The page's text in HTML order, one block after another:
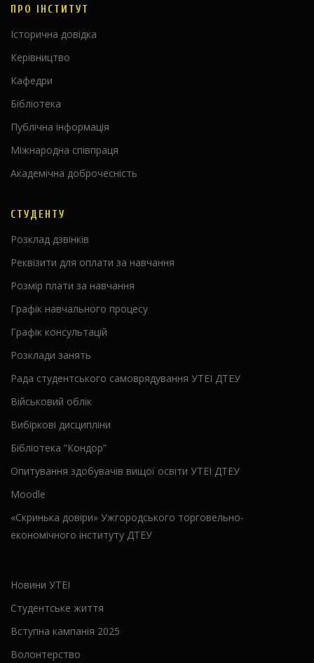
ПРО ІНСТИТУТ
Історична довідка
Керівництво
Кафедри
Бібліотека
Публічна інформація
Міжнародна співпраця
Академічна доброчесність
СТУДЕНТУ
Розклад дзвінків
Реквізити для оплати за навчання
Розмір плати за навчання
Графік навчального процесу
Графік консультацій
Розклади занять
Рада студентського самоврядування УТЕІ ДТЕУ
Військовий облік
Вибіркові дисципліни
Бібліотека “Кондор”
Опитування здобувачів вищої освіти УТЕІ ДТЕУ
Moodle
«Скринька довіри» Ужгородського торговельно-
економічного інституту ДТЕУ
Новини УТЕІ
Студентське життя
Вступна кампанія 2025
Волонтерство